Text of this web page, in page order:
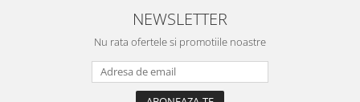
NEWSLETTER
Nu rata ofertele si promotiile noastre